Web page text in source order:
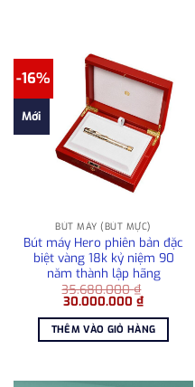
-16%
Mới
BÚT MÁY (BÚT MỰC)
Bút máy Hero phiên bản đặc
biệt vàng 18k kỷ niệm 90
năm thành lập hãng
35.680.000₫
Giá
là:
35.680.000 ₫.
30.000.000 ₫Giá
hiện
tại
là:
THÊM VÀO GIỎ HÀNG